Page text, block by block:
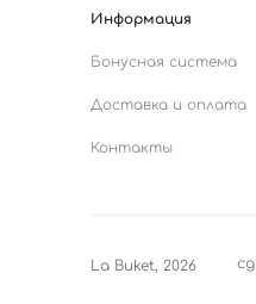
Информация
Бонусная система
Доставка и оплата
Контакты
La Buket, 2026